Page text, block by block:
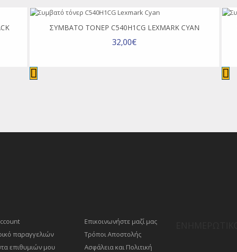
ΣΥΜΒΑΤΌ ΤΌΝΕΡ C540H1CG LEXMARK CYAN
32,00€
παραγγελιών
επιθυμιών μου
Επικοινωνήστε μαζί μας
Τρόποι Αποστολής
Ασφάλεια και Πολιτική